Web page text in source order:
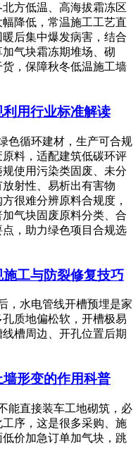
方低温、高海拔霜冻区
降低，常温施工工艺直
后集中爆发病害，结合
气块霜冻期堆场、砌
，保障秋冬低温施工墙
用行业标准解读
色循环建材，生产可合规
料，适配建筑低碳环评
使用污染类固废、未分
射性、易析出有害物
很难分辨原料合规度，
气块固废原料分类、合
，助力绿色项目合规选
工与防裂修复技巧
，水电管线开槽预埋是家
质地偏松软，开槽极易
槽周边、开孔位置后期
形变的作用科普
能直接装车工地砌筑，必
序，这是很多采购、施
价加急订单加气块，跳